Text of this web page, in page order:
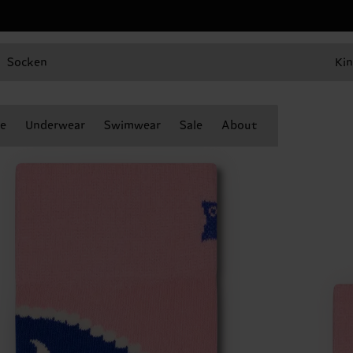
Socken
Underwear Swimwear Sale About